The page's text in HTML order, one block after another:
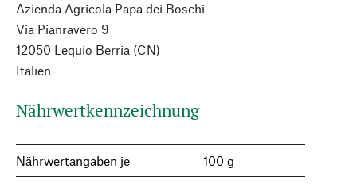
Azienda Agricola Papa dei Boschi
Via Pianravero 9
12050 Lequio Berria (CN)
Italien
Nährwertkennzeichnung
Nährwertangaben je 100 g